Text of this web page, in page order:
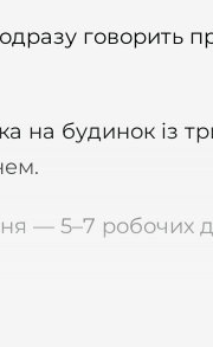
говорить
на будинок із
— 5–7 робочих